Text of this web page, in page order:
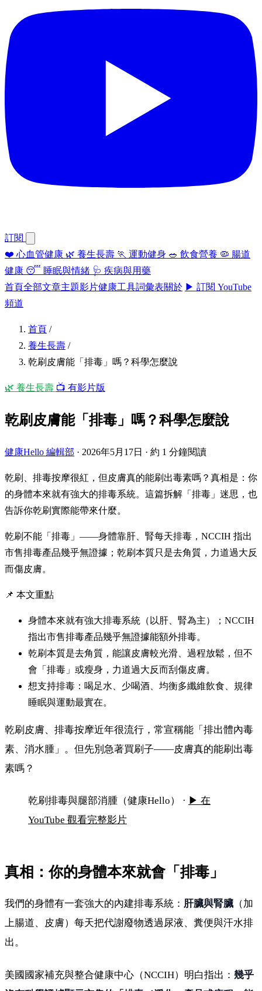
訂閱
❤️ 心血管健康 🌿 養生長壽 🏃 運動健身 🥗 飲食營養 🦠 腸道
健康 😴 睡眠與情緒 🩺 疾病與用藥
首頁全部文章主題影片健康工具詞彙表關於 ▶ 訂閱 YouTube
頻道
首頁 /
養生長壽 /
乾刷皮膚能「排毒」嗎？科學怎麼說
🌿 養生長壽 📺 有影片版
乾刷皮膚能「排毒」嗎？科學怎麼說
健康Hello 編輯部 · 2026年5月17日 · 約 1 分鐘閱讀
乾刷、排毒按摩很紅，但皮膚真的能刷出毒素嗎？真相是：你
的身體本來就有強大的排毒系統。這篇拆解「排毒」迷思，也
告訴你乾刷實際能帶來什麼。
乾刷不能「排毒」——身體靠肝、腎每天排毒，NCCIH 指出
市售排毒產品幾乎無證據；乾刷本質只是去角質，力道過大反
而傷皮膚。
📌 本文重點
身體本來就有強大排毒系統（以肝、腎為主）；NCCIH
指出市售排毒產品幾乎無證據能額外排毒。
乾刷本質是去角質，能讓皮膚較光滑、過程放鬆，但不
會「排毒」或瘦身，力道過大反而刮傷皮膚。
想支持排毒：喝足水、少喝酒、均衡多纖維飲食、規律
睡眠與運動最實在。
乾刷皮膚、排毒按摩近年很流行，常宣稱能「排出體內毒
素、消水腫」。但先別急著買刷子——皮膚真的能刷出毒
素嗎？
乾刷排毒與腿部消腫（健康Hello） · ▶ 在
YouTube 觀看完整影片
真相：你的身體本來就會「排毒」
我們的身體有一套強大的內建排毒系統： 肝臟與腎臟 （加
上腸道、皮膚）每天把代謝廢物透過尿液、糞便與汗水排
出。
美國國家補充與整合健康中心（NCCIH）明白指出： 幾乎